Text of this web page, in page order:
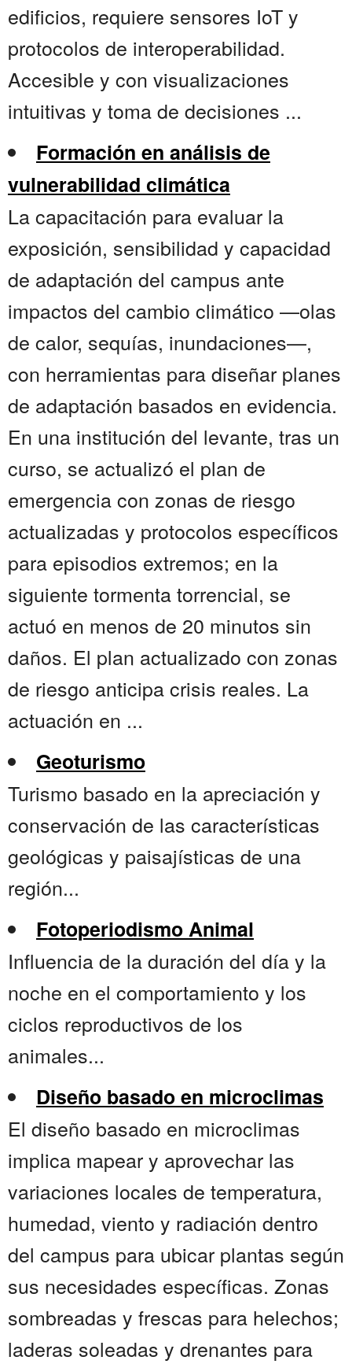
edificios, requiere sensores IoT y
protocolos de interoperabilidad.
Accesible y con visualizaciones
intuitivas y toma de decisiones ...
Formación en análisis de
vulnerabilidad climática
La capacitación para evaluar la
exposición, sensibilidad y capacidad
de adaptación del campus ante
impactos del cambio climático —olas
de calor, sequías, inundaciones—,
con herramientas para diseñar planes
de adaptación basados en evidencia.
En una institución del levante, tras un
curso, se actualizó el plan de
emergencia con zonas de riesgo
actualizadas y protocolos específicos
para episodios extremos; en la
siguiente tormenta torrencial, se
actuó en menos de 20 minutos sin
daños. El plan actualizado con zonas
de riesgo anticipa crisis reales. La
actuación en ...
Geoturismo
Turismo basado en la apreciación y
conservación de las características
geológicas y paisajísticas de una
región...
Fotoperiodismo Animal
Influencia de la duración del día y la
noche en el comportamiento y los
ciclos reproductivos de los
animales...
Diseño basado en microclimas
El diseño basado en microclimas
implica mapear y aprovechar las
variaciones locales de temperatura,
humedad, viento y radiación dentro
del campus para ubicar plantas según
sus necesidades específicas. Zonas
sombreadas y frescas para helechos;
laderas soleadas y drenantes para